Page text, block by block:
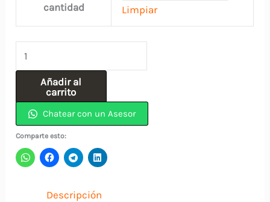
cantidad
Limpiar
Broca
Acero
Rapido
(12.70)
1/2"
INCOLMA
cantidad
Añadir al
carrito
Chatear con un Asesor
Comparte esto:
Descripción